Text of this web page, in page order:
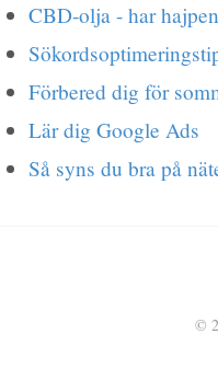
CBD-olja - har
Förbered dig för
Lär dig Google Ads
Så syns du bra på
©